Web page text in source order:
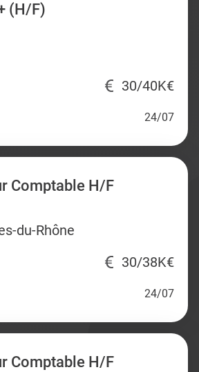
(H/F)
30/40K€
24/07
Comptable H/F
du-Rhône
30/38K€
24/07
Comptable H/F